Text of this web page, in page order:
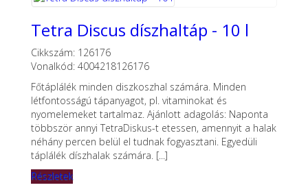
Tetra Discus díszhaltáp - 10 l
Cikkszám: 126176
Vonalkód: 4004218126176
Főtáplálék minden diszkoszhal számára. Minden
létfontosságú tápanyagot, pl. vitaminokat és
nyomelemeket tartalmaz. Ajánlott adagolás: Naponta
többször annyi TetraDiskus-t etessen, amennyit a halak
néhány percen belül el tudnak fogyasztani. Egyedüli
táplálék díszhalak számára. [...]
Részletek